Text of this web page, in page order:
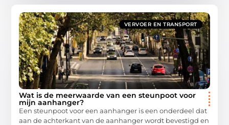
VERVOER EN TRANSPORT
Wat is de meerwaarde van een steunpoot voor
mijn aanhanger?
Een steunpoot voor een aanhanger is een onderdeel dat
aan de achterkant van de aanhanger wordt bevestigd en